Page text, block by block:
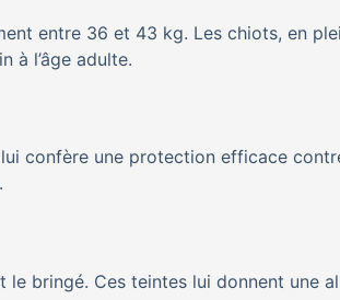
entre 36 et 43 kg. Les chiots, en
à l’âge adulte.
confère une protection efficace
bringé. Ces teintes lui donnent une